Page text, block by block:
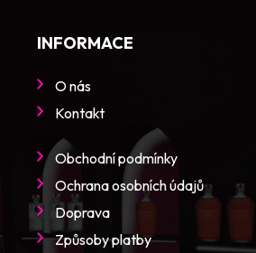
INFORMACE
O nás
Kontakt
Obchodní podmínky
Ochrana osobních údajů
Doprava
Způsoby platby